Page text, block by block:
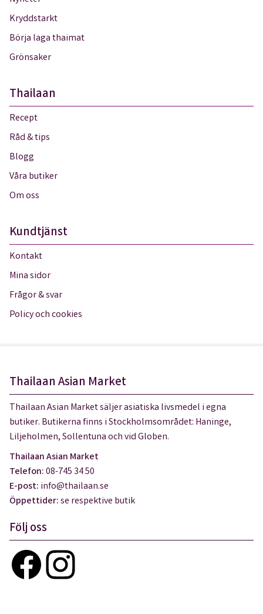
Kryddstarkt
Börja laga thaimat
Grönsaker
Thailaan
Recept
Råd & tips
Blogg
Våra butiker
Om oss
Kundtjänst
Kontakt
Mina sidor
Frågor & svar
Policy och cookies
Thailaan Asian Market
Thailaan Asian Market säljer asiatiska livsmedel i egna
butiker. Butikerna finns i Stockholmsområdet: Haninge,
Liljeholmen, Sollentuna och vid Globen.
Thailaan Asian Market
Telefon:08-745 34 50
E-post: info@thailaan.se
Öppettider:se respektive butik
Följ oss